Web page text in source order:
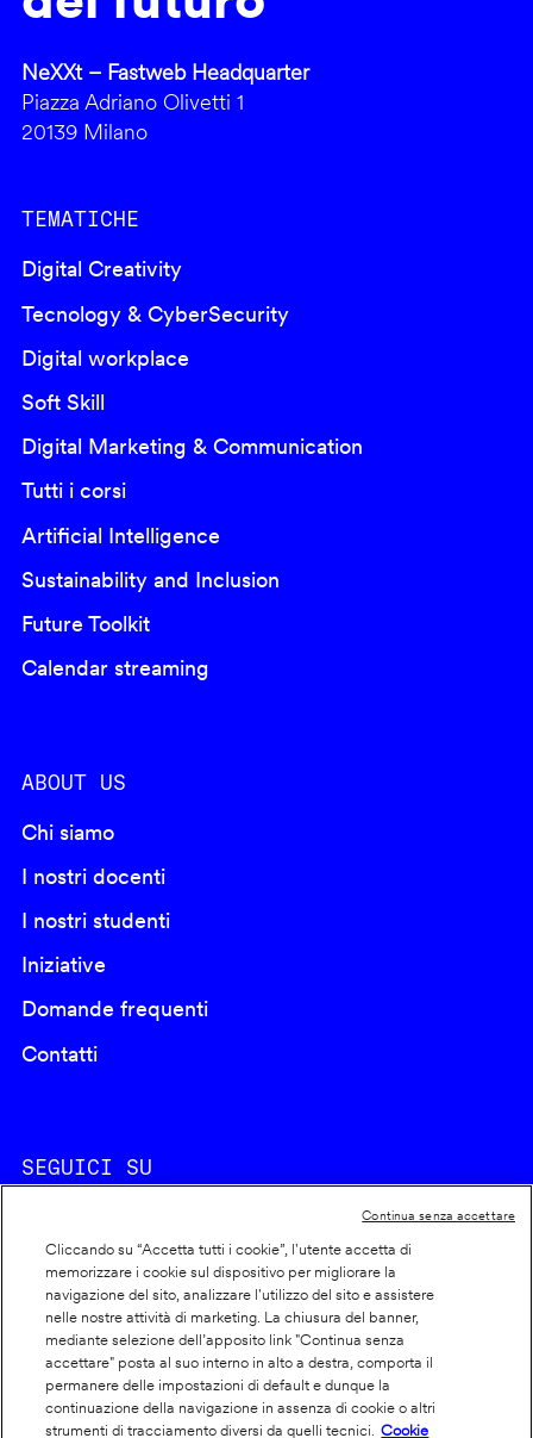
NeXXt – Fastweb Headquarter
Piazza Adriano Olivetti 1
20139 Milano
TEMATICHE
Digital Creativity
Tecnology & CyberSecurity
Digital workplace
Soft Skill
Digital Marketing & Communication
Tutti i corsi
Artificial Intelligence
Sustainability and Inclusion
Future Toolkit
Calendar streaming
ABOUT US
Chi siamo
I nostri docenti
I nostri studenti
Iniziative
Domande frequenti
Contatti
SEGUICI SU
Footer
info
Cookie policy
Dichiarazione di accessibilità
Privacy
Cliccando su “Accetta tutti i cookie”, l'utente accetta di
memorizzare i cookie sul dispositivo per migliorare la
navigazione del sito, analizzare l'utilizzo del sito e assistere
nelle nostre attività di marketing. La chiusura del banner,
mediante selezione dell’apposito link "Continua senza
accettare" posta al suo interno in alto a destra, comporta il
permanere delle impostazioni di default e dunque la
continuazione della navigazione in assenza di cookie o altri
strumenti di tracciamento diversi da quelli tecnici.
Cookie
Continua senza accettare